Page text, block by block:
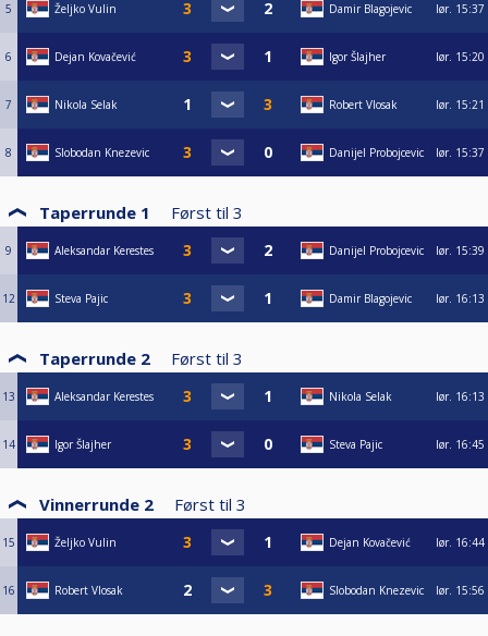
5 Željko Vulin Damir Blagojevic lør. 15:37
6 Dejan Kovačević Igor Šlajher lør. 15:20
7 Nikola Selak Robert Vlosak lør. 15:21
8 Slobodan Knezevic Danijel Probojcevic lør. 15:37
Taperrunde 1 Først til 3
9 Aleksandar Kerestes Danijel Probojcevic lør. 15:39
12 Steva Pajic Damir Blagojevic lør. 16:13
Taperrunde 2 Først til 3
13 Aleksandar Kerestes Nikola Selak lør. 16:13
14 Igor Šlajher Steva Pajic lør. 16:45
Vinnerrunde 2 Først til 3
15 Željko Vulin Dejan Kovačević lør. 16:44
16 Robert Vlosak Slobodan Knezevic lør. 15:56